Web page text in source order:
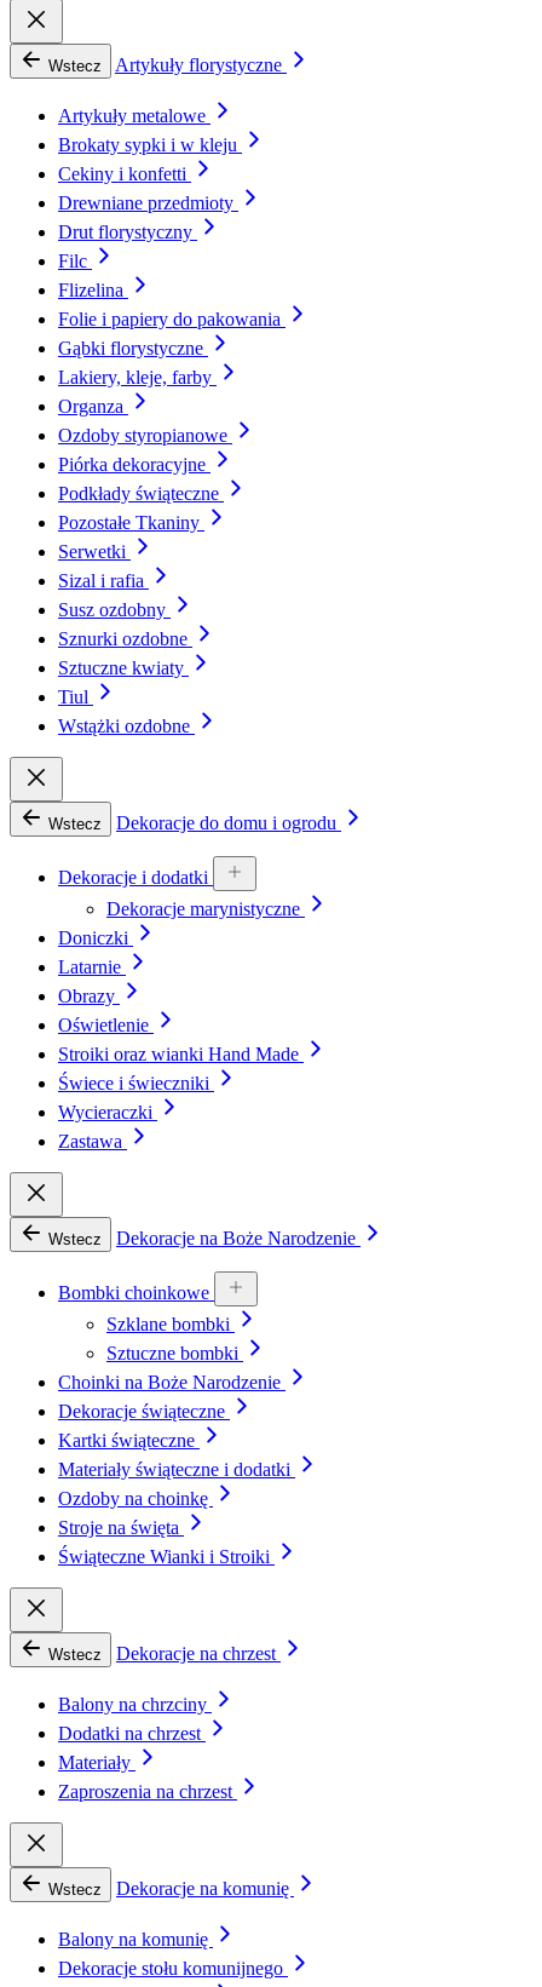
Wstecz Artykuły florystyczne
Artykuły metalowe
Brokaty sypki i w kleju
Cekiny i konfetti
Drewniane przedmioty
Drut florystyczny
Filc
Flizelina
Folie i papiery do pakowania
Gąbki florystyczne
Lakiery, kleje, farby
Organza
Ozdoby styropianowe
Piórka dekoracyjne
Podkłady świąteczne
Pozostałe Tkaniny
Serwetki
Sizal i rafia
Susz ozdobny
Sznurki ozdobne
Sztuczne kwiaty
Tiul
Wstążki ozdobne
Wstecz Dekoracje do domu i ogrodu
Dekoracje i dodatki
Dekoracje marynistyczne
Doniczki
Latarnie
Obrazy
Oświetlenie
Stroiki oraz wianki Hand Made
Świece i świeczniki
Wycieraczki
Zastawa
Wstecz Dekoracje na Boże Narodzenie
Bombki choinkowe
Szklane bombki
Sztuczne bombki
Choinki na Boże Narodzenie
Dekoracje świąteczne
Kartki świąteczne
Materiały świąteczne i dodatki
Ozdoby na choinkę
Stroje na święta
Świąteczne Wianki i Stroiki
Wstecz Dekoracje na chrzest
Balony na chrzciny
Dodatki na chrzest
Materiały
Zaproszenia na chrzest
Wstecz Dekoracje na komunię
Balony na komunię
Dekoracje stołu komunijnego